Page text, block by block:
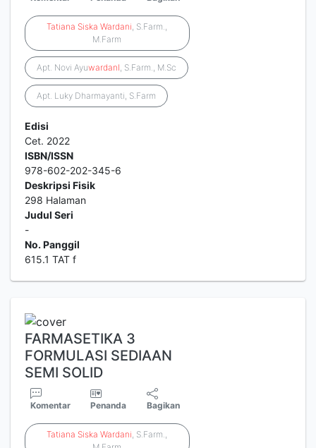
Tatiana Siska Wardani, S.Farm.,
M.Farm
Apt. Novi AyuwardanI, S.Farm., M.Sc
Apt. Luky Dharmayanti, S.Farm
Edisi
Cet. 2022
ISBN/ISSN
978-602-202-345-6
Deskripsi Fisik
298 Halaman
Judul Seri
-
No. Panggil
615.1 TAT f
FARMASETIKA 3
FORMULASI SEDIAAN
SEMI SOLID
Komentar Penanda Bagikan
Tatiana Siska Wardani , S.Farm.,